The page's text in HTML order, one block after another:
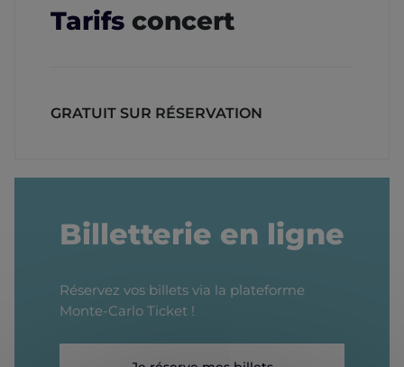
Tarifs concert
GRATUIT SUR RÉSERVATION
Billetterie en ligne
Réservez vos billets via la plateforme
Monte-Carlo Ticket !